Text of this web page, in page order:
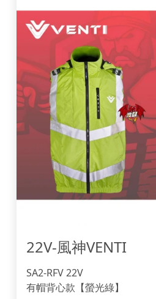
22V-風神VENTI
SA2-RFV 22V
有帽背心款【螢光綠】